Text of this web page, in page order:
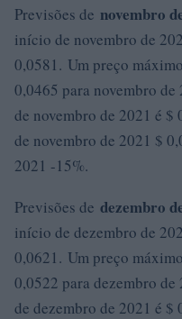
Previsões de novembro
início de novembro de
0,0581. Um preço
0,0465 para novembro
de novembro de 2021 é
de novembro de 2021 $
2021 -15%.
Previsões de dezembro
início de dezembro de
0,0621. Um preço
0,0522 para dezembro
de dezembro de 2021 é